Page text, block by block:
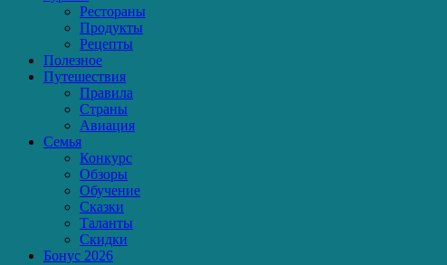
Рестораны
Продукты
Рецепты
Полезное
Путешествия
Правила
Страны
Авиация
Семья
Конкурс
Обзоры
Обучение
Сказки
Таланты
Скидки
Бонус 2026